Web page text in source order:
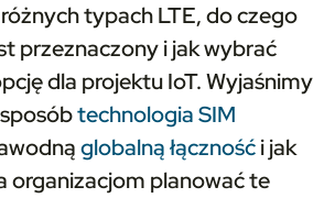
typach LTE, do czego
przeznaczony i jak wybrać
dla projektu IoT. Wyjaśnimy
technologia SIM
globalną łącznośći jak
organizacjom planować te